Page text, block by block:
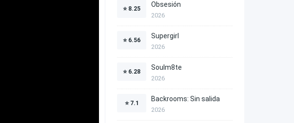
⭐ 8.25
Obsesión
2026
⭐ 6.56
Supergirl
2026
⭐ 6.28
Soulm8te
2026
⭐ 7.1
Backrooms: Sin salida
2026